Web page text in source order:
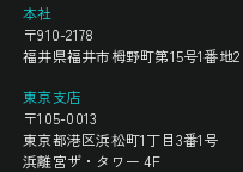
本社
〒910-2178
福井県福井市栂野町第15号1番地2
東京支店
〒105-0013
東京都港区浜松町1丁目3番1号
浜離宮ザ・タワー 4F